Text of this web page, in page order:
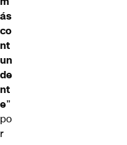
ás
co
nt
un
de
nt
e”
po
r